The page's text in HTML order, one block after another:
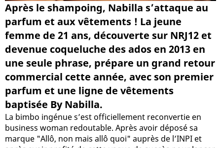
Après le shampoing, Nabilla s’attaque au
parfum et aux vêtements ! La jeune
femme de 21 ans, découverte sur NRJ12 et
devenue coqueluche des ados en 2013 en
une seule phrase, prépare un grand retour
commercial cette année, avec son premier
parfum et une ligne de vêtements
baptisée By Nabilla.
La bimbo ingénue s’est officiellement reconvertie en
business woman redoutable. Après avoir déposé sa
marque "Allô, non mais allô quoi" auprès de l’INPI et